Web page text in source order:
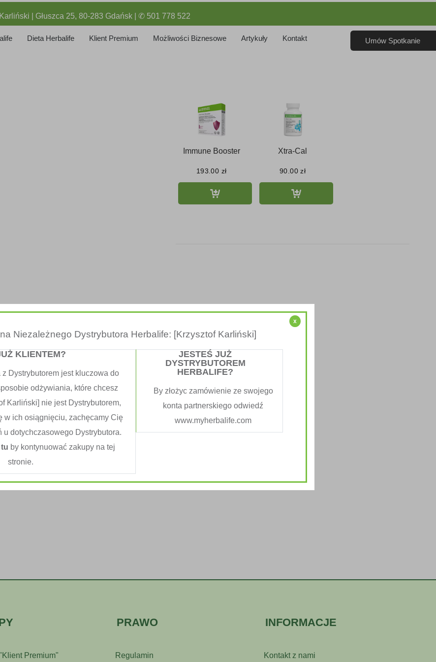
| Głuszca 25, 80-283 Gdańsk | ✆ 501 778 522
Dieta Herbalife Klient Premium Możliwości Biznesowe Artykuły Kontakt Umów Spotkanie
Immune Booster
193.00 zł
Xtra-Cal
90.00zł
Premium"
PRAWO
Regulamin
INFORMACJE
Kontakt z nami
x
Niezależnego Dystrybutora Herbalife: [Krzysztof Karliński]
KLIENTEM?
Dystrybutorem jest kluczowa do
odżywiania, które chcesz
Karliński] nie jest Dystrybutorem,
w ich osiągnięciu, zachęcamy Cię
u dotychczasowego Dystrybutora.
by kontynuować zakupy na tej
stronie.
JESTEŚ JUŻ
DYSTRYBUTOREM
HERBALIFE?
By złożyc zamówienie ze swojego
konta partnerskiego odwiedź
www.myherbalife.com